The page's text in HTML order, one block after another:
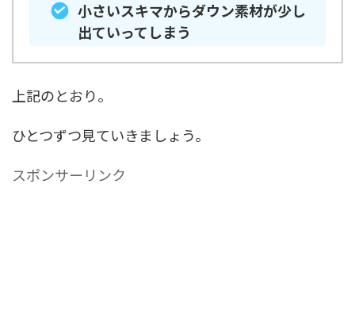
小さいスキマからダウン素材が少し
出ていってしまう
上記のとおり。
ひとつずつ見ていきましょう。
スポンサーリンク